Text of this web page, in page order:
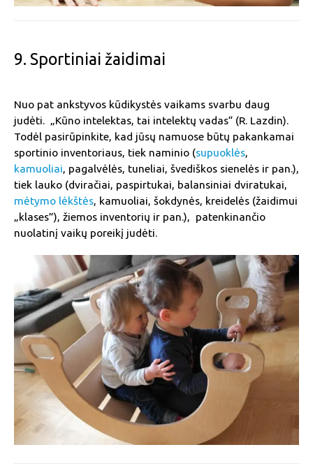
9. Sportiniai žaidimai
Nuo pat ankstyvos kūdikystės vaikams svarbu daug
judėti. „Kūno intelektas, tai intelektų vadas“ (R. Lazdin).
Todėl pasirūpinkite, kad jūsų namuose būtų pakankamai
sportinio inventoriaus, tiek naminio (supuoklės,
kamuoliai, pagalvėlės, tuneliai, švediškos sienelės ir pan.),
tiek lauko (dviračiai, paspirtukai, balansiniai dviratukai,
mėtymo lėkštės, kamuoliai, šokdynės, kreidelės (žaidimui
„klases”), žiemos inventorių ir pan.), patenkinančio
nuolatinį vaikų poreikį judėti.